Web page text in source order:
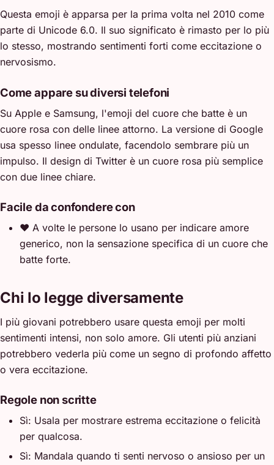
Questa emoji è apparsa per la prima volta nel 2010 come
parte di Unicode 6.0. Il suo significato è rimasto per lo più
lo stesso, mostrando sentimenti forti come eccitazione o
nervosismo.
Come appare su diversi telefoni
Su Apple e Samsung, l'emoji del cuore che batte è un
cuore rosa con delle linee attorno. La versione di Google
usa spesso linee ondulate, facendolo sembrare più un
impulso. Il design di Twitter è un cuore rosa più semplice
con due linee chiare.
Facile da confondere con
❤️ A volte le persone lo usano per indicare amore
generico, non la sensazione specifica di un cuore che
batte forte.
Chi lo legge diversamente
I più giovani potrebbero usare questa emoji per molti
sentimenti intensi, non solo amore. Gli utenti più anziani
potrebbero vederla più come un segno di profondo affetto
o vera eccitazione.
Regole non scritte
Sì: Usala per mostrare estrema eccitazione o felicità
per qualcosa.
Sì: Mandala quando ti senti nervoso o ansioso per un